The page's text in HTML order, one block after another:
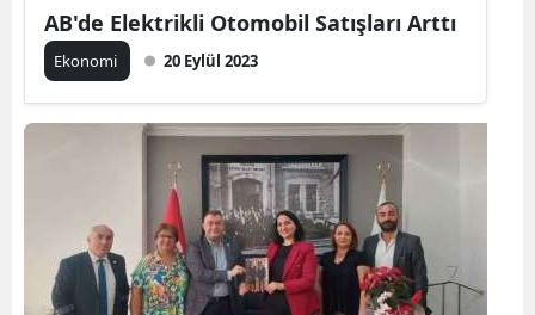
AB'de Elektrikli Otomobil Satışları Arttı
Ekonomi 20 Eylül 2023